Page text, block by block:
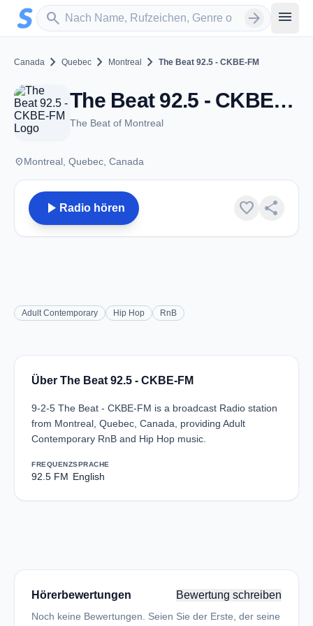
Zum Hauptinhalt springen
search
Sender suchen arrow_forward menu
Canada chevron_right Quebec chevron_right Montreal chevron_right The Beat 92.5 - CKBE-FM
The Beat 92.5 - CKBE-FM - FM 92.5 - Montreal, QC
The Beat of Montreal
placeMontreal, Quebec, Canada
play_arrow Radio hören favorite share
Adult Contemporary Hip Hop RnB
Über The Beat 92.5 - CKBE-FM
9-2-5 The Beat - CKBE-FM is a broadcast Radio station
from Montreal, Quebec, Canada, providing Adult
Contemporary RnB and Hip Hop music.
FREQUENZ
92.5 FM
SPRACHE
English
Hörerbewertungen Bewertung schreiben
Noch keine Bewertungen. Seien Sie der Erste, der seine